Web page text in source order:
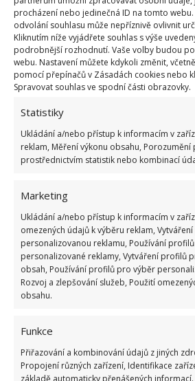
procházení nebo jedinečná ID na tomto
odvolání souhlasu může nepříznivě ovlivnit
Kliknutím níže vyjádřete souhlas s výše
podrobnější rozhodnutí. Vaše volby budou
webu. Nastavení můžete kdykoli změnit,
pomocí přepínačů v Zásadách cookies nebo
Spravovat souhlas ve spodní části obrazovky.
Statistiky
Ukládání a/nebo přístup k informacím v
reklam, Měření výkonu obsahu, Porozumění
prostřednictvím statistik nebo kombinací
Marketing
Ukládání a/nebo přístup k informacím v
omezených údajů k výběru reklam,
personalizovanou reklamu, Používání
personalizované reklamy, Vytváření profilů
obsah, Používání profilů pro výběr
Rozvoj a zlepšování služeb, Použití
obsahu.
Funkce
Přiřazování a kombinování údajů z jiných
Propojení různých zařízení, Identifikace
základě automaticky přenášených informací.
OBLÍBENÉ ČLÁNKY
nesekání trávy. Záleží i
1.6.2026
12.5.2026
Test znalostí o
komunismu: 10 retro
dobrý přehled
socialismu: Tehdejší řidiči
bodů